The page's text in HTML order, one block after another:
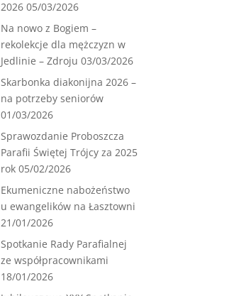
2026 05/03/2026
Na nowo z Bogiem –
rekolekcje dla mężczyzn w
Jedlinie – Zdroju 03/03/2026
Skarbonka diakonijna 2026 –
na potrzeby seniorów
01/03/2026
Sprawozdanie Proboszcza
Parafii Świętej Trójcy za 2025
rok 05/02/2026
Ekumeniczne nabożeństwo
u ewangelików na Łasztowni
21/01/2026
Spotkanie Rady Parafialnej
ze współpracownikami
18/01/2026